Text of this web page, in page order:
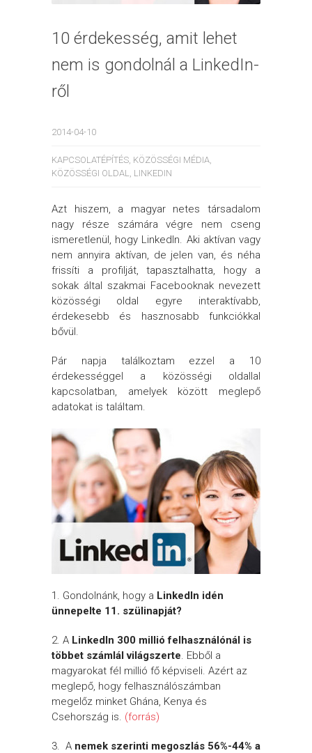
10 érdekesség, amit lehet
nem is gondolnál a LinkedIn-
ről
2014-04-10
KAPCSOLATÉPÍTÉS KÖZÖSSÉGI MÉDIA
KÖZÖSSÉGI OLDAL
LINKEDIN
Azt hiszem, a magyar netes társadalom
nagy része számára végre nem cseng
ismeretlenül, hogy LinkedIn. Aki aktívan vagy
nem annyira aktívan, de jelen van, és néha
frissíti a profilját, tapasztalhatta, hogy a
sokak által szakmai Facebooknak nevezett
közösségi oldal egyre interaktívabb,
érdekesebb és hasznosabb funkciókkal
bővül.
Pár napja találkoztam ezzel a 10
érdekességgel a közösségi oldallal
kapcsolatban, amelyek között meglepő
adatokat is találtam.
1. Gondolnánk, hogy a LinkedIn idén
ünnepelte 11. szülinapját?
2. A LinkedIn 300 millió felhasználónál is
többet számlál világszerte. Ebből a
magyarokat fél millió fő képviseli. Azért az
meglepő, hogy felhasználószámban
megelőz minket Ghána, Kenya és
Csehország is. (forrás)
3. A nemek szerinti megoszlás 56%-44% a